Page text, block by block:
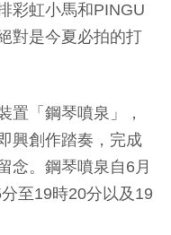
彩虹小馬和PINGU
對是今夏必拍的打
置「鋼琴噴泉」，
興創作踏奏，完成
念。鋼琴噴泉自6月
至19時20分以及19